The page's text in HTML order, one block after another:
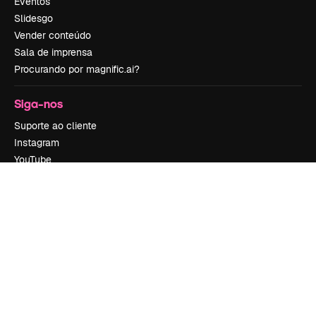
Slidesgo
Vender conteúdo
Sala de imprensa
Procurando por magnific.ai?
Siga-nos
Suporte ao cliente
Instagram
YouTube